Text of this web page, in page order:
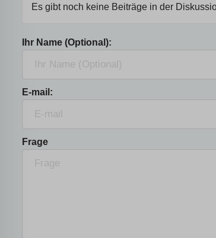
Es gibt noch keine Beiträge in der
Ihr Name (Optional):
E-mail:
Frage